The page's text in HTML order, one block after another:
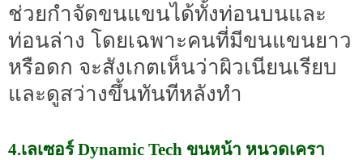
ช่วยกำจัดขนแขนได้ทั้งท่อนบนและ
ท่อนล่าง โดยเฉพาะคนที่มีขนแขนยาว
หรือดก จะสังเกตเห็นว่าผิวเนียนเรียบ
และดูสว่างขึ้นทันทีหลังทำ
4.เลเซอร์ Dynamic Tech ขนหน้า หนวดเครา